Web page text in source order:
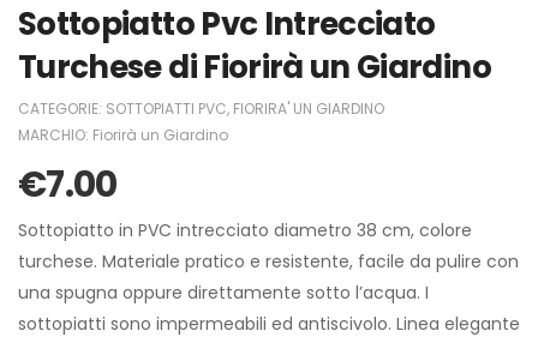
Sottopiatto Pvc Intrecciato
Turchese di Fiorirà un Giardino
CATEGORIE: SOTTOPIATTI PVC, FIORIRA' UN GIARDINO
MARCHIO: Fiorirà un Giardino
€7.00
Sottopiatto in PVC intrecciato diametro 38 cm, colore
turchese. Materiale pratico e resistente, facile da pulire con
una spugna oppure direttamente sotto l’acqua. I
sottopiatti sono impermeabili ed antiscivolo. Linea elegante